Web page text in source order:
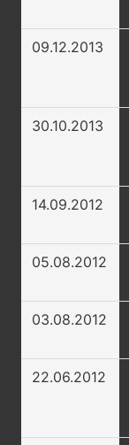
09.12.2013
30.10.2013
14.09.2012
05.08.2012
03.08.2012
22.06.2012